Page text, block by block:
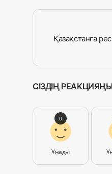
Қазақстанға
СІЗДІҢ
Ұнады
0